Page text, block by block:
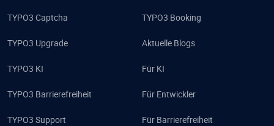
TYPO3 Captcha
TYPO3 Upgrade
TYPO3 KI
TYPO3 Barrierefreiheit
TYPO3 Support
TYPO3 Booking
Aktuelle Blogs
Für KI
Für Entwickler
Für Barrierefreiheit